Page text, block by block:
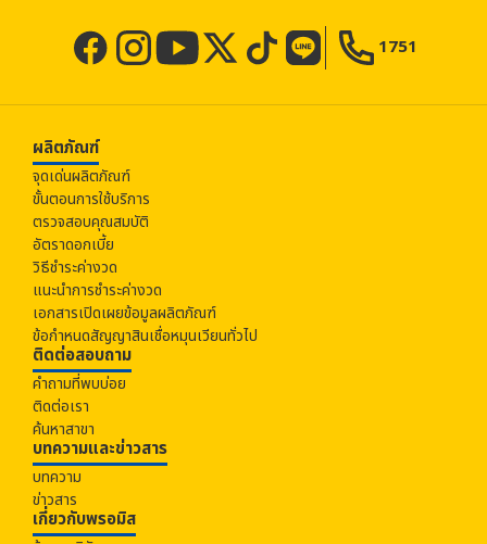
1751
ผลิตภัณฑ์
จุดเด่นผลิตภัณฑ์
ขั้นตอนการใช้บริการ
ตรวจสอบคุณสมบัติ
อัตราดอกเบี้ย
วิธีชำระค่างวด
แนะนำการชำระค่างวด
เอกสารเปิดเผยข้อมูลผลิตภัณฑ์
ข้อกำหนดสัญญาสินเชื่อหมุนเวียนทั่วไป
ติดต่อสอบถาม
คำถามที่พบบ่อย
ติดต่อเรา
ค้นหาสาขา
บทความและข่าวสาร
บทความ
ข่าวสาร
เกี่ยวกับพรอมิส